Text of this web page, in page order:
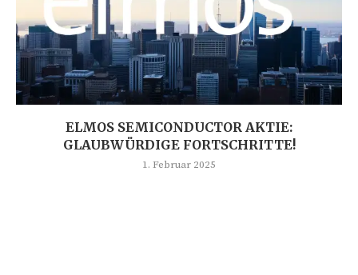
ELMOS SEMICONDUCTOR AKTIE:
GLAUBWÜRDIGE FORTSCHRITTE!
1. Februar 2025